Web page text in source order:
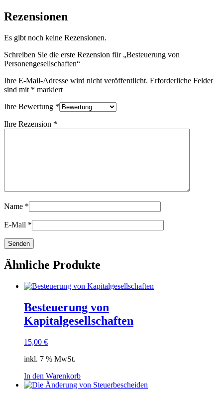
Rezensionen
Es gibt noch keine Rezensionen.
Schreiben Sie die erste Rezension für „Besteuerung von
Personengesellschaften“
Ihre E-Mail-Adresse wird nicht veröffentlicht. Erforderliche Felder
sind mit * markiert
Ihre Bewertung *
Ihre Rezension *
Name *
E-Mail *
Ähnliche Produkte
Besteuerung von
Kapitalgesellschaften
15,00 €
inkl. 7 % MwSt.
In den Warenkorb